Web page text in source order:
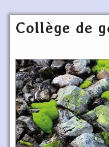
Collège de
Articles les plus